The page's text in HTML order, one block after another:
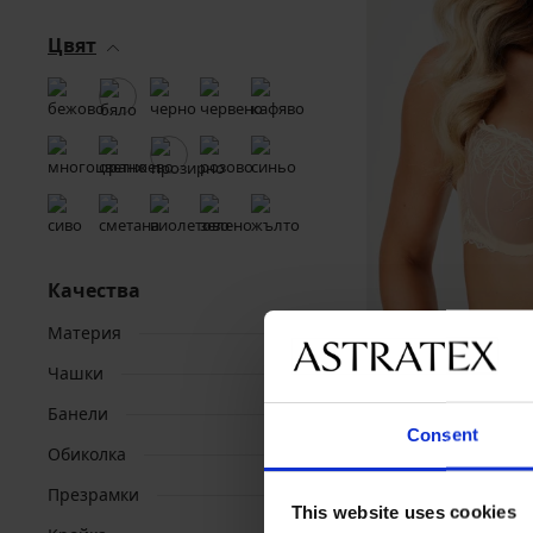
Consent
This website uses cookies
Цвят
Качества
Материя
Чашки
Банели
Обиколка
Презрамки
Сутиен Abby